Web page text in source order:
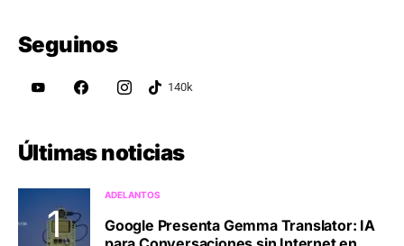
Seguinos
Últimas noticias
ADELANTOS
Google Presenta Gemma Translator: IA